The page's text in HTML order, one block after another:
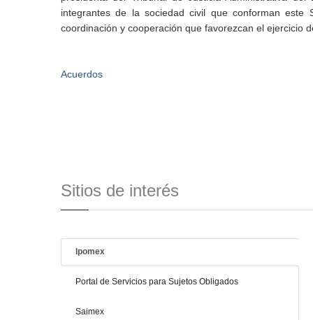
integrantes de la sociedad civil que conforman este
coordinación y cooperación que favorezcan el ejercicio
Acuerdos
Sitios de interés
Ipomex
Portal de Servicios para Sujetos Obligados
Saimex